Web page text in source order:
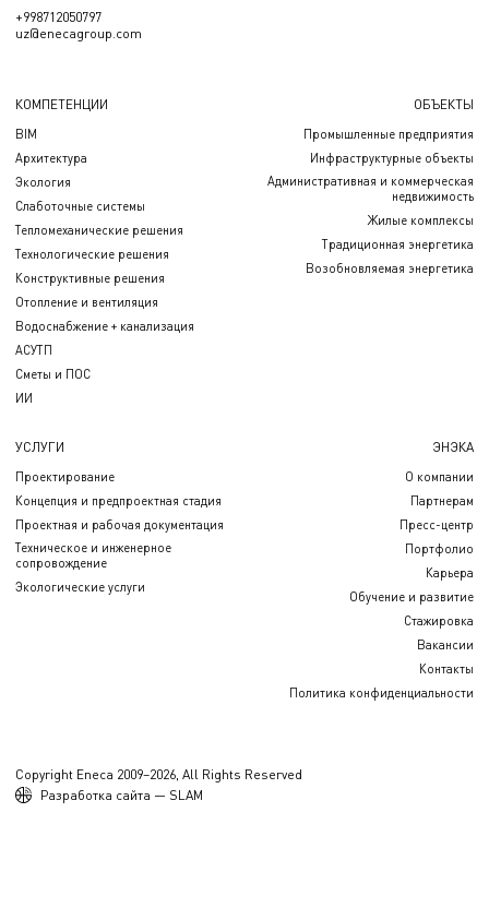
+998712050797
uz@enecagroup.com
КОМПЕТЕНЦИИ
BIM
Архитектура
Экология
Слаботочные системы
Тепломеханические решения
Технологические решения
Конструктивные решения
Отопление и вентиляция
Водоснабжение + канализация
АСУТП
Сметы и ПОС
ИИ
ОБЪЕКТЫ
Промышленные предприятия
Инфраструктурные объекты
Административная и коммерческая
недвижимость
Жилые комплексы
Традиционная энергетика
Возобновляемая энергетика
УСЛУГИ
Проектирование
Концепция и предпроектная стадия
Проектная и рабочая документация
Техническое и инженерное
сопровождение
Экологические услуги
ЭНЭКА
О компании
Партнерам
Пресс-центр
Портфолио
Карьера
Обучение и развитие
Стажировка
Вакансии
Контакты
Политика конфиденциальности
Copyright Eneca 2009–2026, All Rights Reserved
Разработка сайта — SLAM